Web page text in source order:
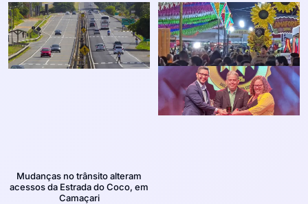
Mudanças no trânsito alteram
acessos da Estrada do Coco, em
Camaçari